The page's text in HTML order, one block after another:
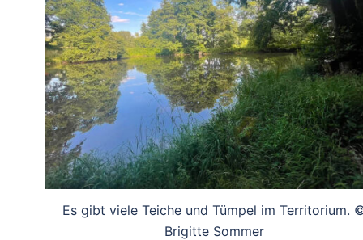
Es gibt viele Teiche und Tümpel im Territorium.
Brigitte Sommer